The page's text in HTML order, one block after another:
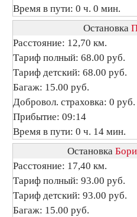
Время в пути: 0 ч. 0 мин.
Остановка
Расстояние: 12,70 км.
Тариф полный: 68.00 руб.
Тариф детский: 68.00 руб.
Багаж: 15.00 руб.
Добровол. страховка: 0 руб.
Прибытие: 09:14
Время в пути: 0 ч. 14 мин.
Остановка
Расстояние: 17,40 км.
Тариф полный: 93.00 руб.
Тариф детский: 93.00 руб.
Багаж: 15.00 руб.